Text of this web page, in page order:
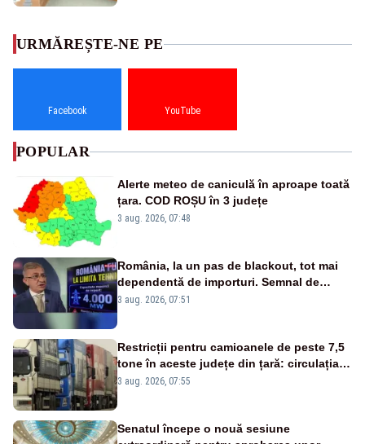
URMĂREȘTE-NE PE
Facebook YouTube
POPULAR
Alerte meteo de caniculă în aproape toată
țara. COD ROȘU în 3 județe
3 aug. 2026, 07:48
România, la un pas de blackout, tot mai
dependentă de importuri. Semnal de
alarmă tras de un expert în energie
3 aug. 2026, 07:51
Restricții pentru camioanele de peste 7,5
tone în aceste județe din țară: circulația
este interzisă luni, între orele 12:00 și
3 aug. 2026, 07:55
Senatul începe o nouă sesiune